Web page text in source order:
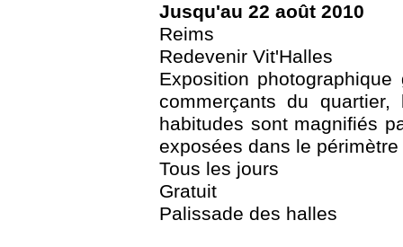
Jusqu'au 22 août 2010
Reims
Redevenir Vit'Halles
Exposition
commerçants du
habitudes sont magnifiés
exposées dans le
Tous les jours
Gratuit
Palissade des halles